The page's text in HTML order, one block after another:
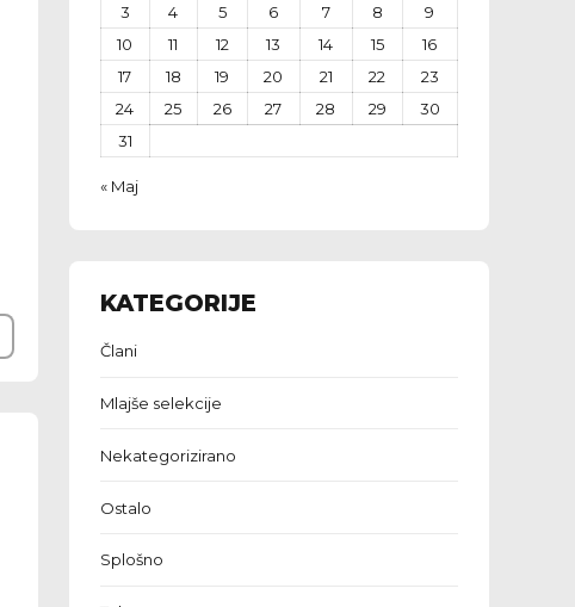
3
4 5 6 7 8
9
10
11 12 13 14 15
16
17
18 19 20 21 22
23
24
25 26 27 28 29
30
31
« Maj
KATEGORIJE
Člani
Mlajše selekcije
Nekategorizirano
Ostalo
Splošno